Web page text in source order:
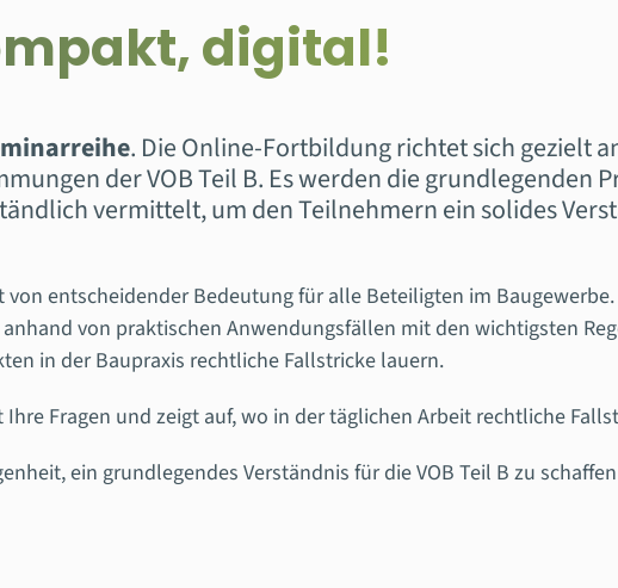
digital!
. Die Online-Fortbildung richtet sich gezielt
der VOB Teil B. Es werden die grundlegenden
vermittelt, um den Teilnehmern ein solides
entscheidender Bedeutung für alle Beteiligten im Baugewerbe.
von praktischen Anwendungsfällen mit den wichtigsten
in der Baupraxis rechtliche Fallstricke lauern.
Fragen und zeigt auf, wo in der täglichen Arbeit rechtliche
ein grundlegendes Verständnis für die VOB Teil B zu